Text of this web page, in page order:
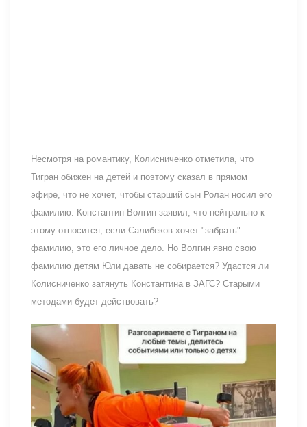
Несмотря на романтику, Колисниченко отметила, что
Тигран обижен на детей и поэтому сказал в прямом
эфире, что не хочет, чтобы старший сын Ролан носил его
фамилию. Константин Волгин заявил, что нейтрально к
этому относится, если Салибеков хочет "забрать"
фамилию, это его личное дело. Но Волгин явно свою
фамилию детям Юли давать не собирается? Удастся ли
Колисниченко затянуть Константина в ЗАГС? Старыми
методами будет действовать?